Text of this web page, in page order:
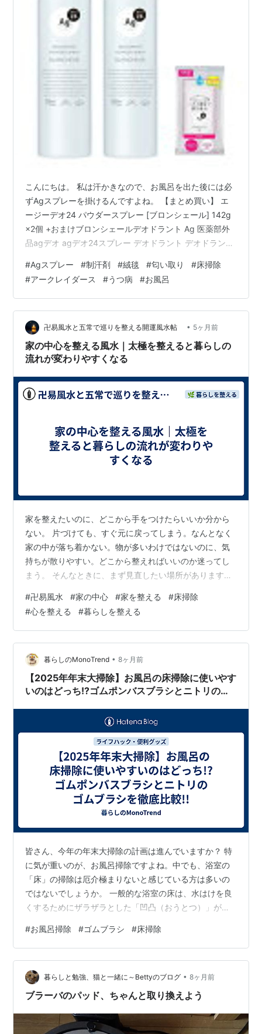
こんにちは。 私は汗かきなので、お風呂を出た後には必
ずAgスプレーを掛けるんですよね。 【まとめ買い】 エ
ージーデオ24 パウダースプレー [ブロンシェール] 142g
×2個 +おまけブロンシェールデオドラント Ag 医薬部外
品agデオ agデオ24スプレー デオドラント デオドラント
剤 制汗スプレー 汗対策価格: 3180 円楽天で詳細を見る
それでAgスプレーを体に吹き掛けている時に出る粒子？
が床中に飛散して、床を歩くとキュッキュッキュッと音
を立てるようになるんですよ。 それが気になって今日は
雑巾で床の掃除をしておきました。 あ…
#Agスプレー #制汗剤 #絨毯 #匂い取り #床掃除
#アークレイダース #うつ病 #お風呂
卍易風水と五常で巡りを整える開運風水帖 • 5ヶ月前
家の中心を整える風水｜太極を整えると暮らしの
流れが変わりやすくなる
家を整えたいのに、どこから手をつけたらいいか分から
ない。 片づけても、すぐ元に戻ってしまう。なんとなく
家の中が落ち着かない。物が多いわけではないのに、気
持ちが散りやすい。どこから整えればいいのか迷ってし
まう。 そんなときに、まず見直したい場所があります。
と見ます。 太極とは、家の真ん中であり、氣の交差点の
ような場所です。 ここが整うと、家全体の巡りが整いや
すくなり、気持ちも散りにくくなります。 今回は、模様
替えをしなくてもできる「家の中心の整え方」を、床・
物量・視線の3つに分けてお伝えします。 家の中心が乱
れると、暮らしも落ち着きにくい 家…
#卍易風水 #家の中心 #家を整える #床掃除
#心を整える #暮らしを整える
暮らしのMonoTrend • 8ヶ月前
【2025年年末大掃除】お風呂の床掃除に使いやす
いのはどっち!?ゴムポンバスブラシとニトリのゴ
皆さん、今年の年末大掃除の計画は進んでいますか？ 特
に気が重いのが、お風呂掃除ですよね。中でも、浴室の
「床」の掃除は厄介極まりないと感じている方は多いの
ではないでしょうか。 一般的な浴室の床は、水はけを良
くするためにザラザラとした「凹凸（おうとつ）」がつ
風呂掃除の最大の敵なのです。 この記事では浴室の床掃
除にゴムブラシが最適な理由と、どのブラシが使いやす
いのかを経験を踏まえて解説します！ 1. そもそもなぜお
風呂の床掃除に「ゴムブラシ」が最強なのか？ 従来のブ
ラシでは「届かない汚れ」の正体 そもそもなぜ普通のナ
#お風呂掃除 #ゴムブラシ #床掃除
暮らしと勉強、猫と一緒に～Bettyのブログ • 8ヶ月前
ブラーバのパッド、ちゃんと取り換えよう